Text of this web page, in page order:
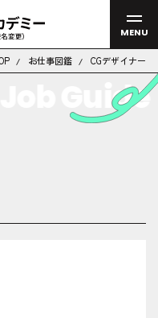
MENU
お仕事図鑑 CGデザイナー
Guide